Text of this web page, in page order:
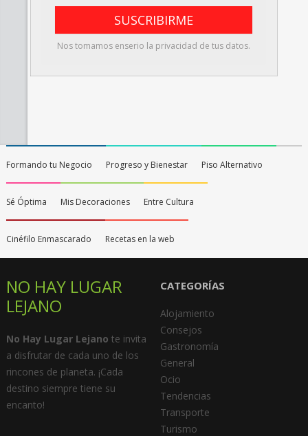
Nos tomamos enserio la privacidad de tus datos.
Formando tu Negocio Progreso y Bienestar Piso Alternativo
Sé Óptima Mis Decoraciones Entre Cultura
Cinéfilo Enmascarado Recetas en la web
NO HAY LUGAR
LEJANO
No Hay Lugar Lejano te invita
a disfrutar de cada uno de los
rincones de planeta. ¡Cada
destino siempre tiene su
encanto!
CATEGORÍAS
Alojamiento
Consejos
Gastronomía
General
Ocio
Tendencias
Transporte
Turismo